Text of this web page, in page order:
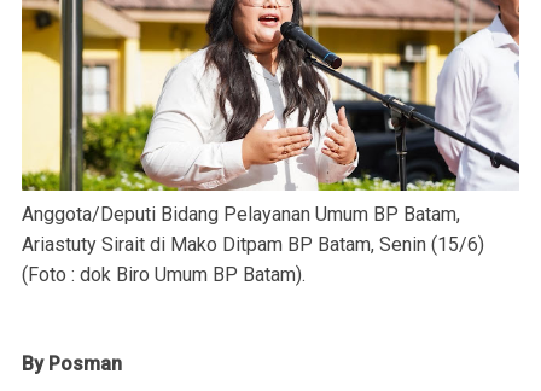
Anggota/Deputi Bidang Pelayanan Umum BP Batam,
Ariastuty Sirait di Mako Ditpam BP Batam, Senin (15/6)
(Foto : dok Biro Umum BP Batam).
By Posman